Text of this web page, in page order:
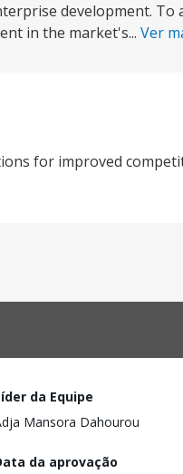
development. To
in the market's... Ver
for improved
da Equipe
Mansora Dahourou
da aprovação